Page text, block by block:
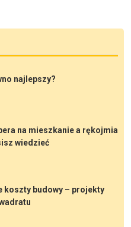
najlepszy?
na mieszkanie a rękojmia
wiedzieć
koszty budowy – projekty